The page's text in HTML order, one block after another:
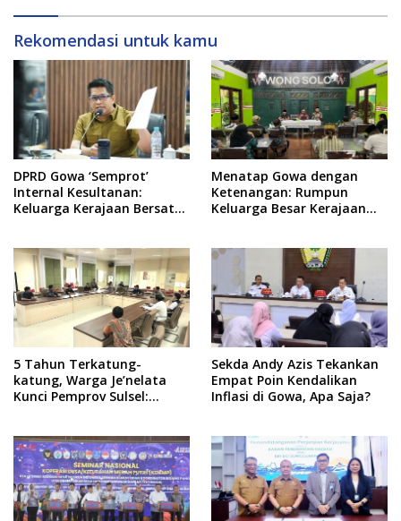
Rekomendasi untuk kamu
DPRD Gowa ‘Semprot’
Internal Kesultanan:
Keluarga Kerajaan Bersatu
Menatap Gowa dengan
Ketenangan: Rumpun
Keluarga Besar Kerajaan
Jalur Musyawarah,
Ingatkan Soal Adat dan
Adab
5 Tahun Terkatung-
katung, Warga Je’nelata
Kunci Pemprov Sulsel:
Sekda Andy Azis Tekankan
Empat Poin Kendalikan
Inflasi di Gowa, Apa Saja?